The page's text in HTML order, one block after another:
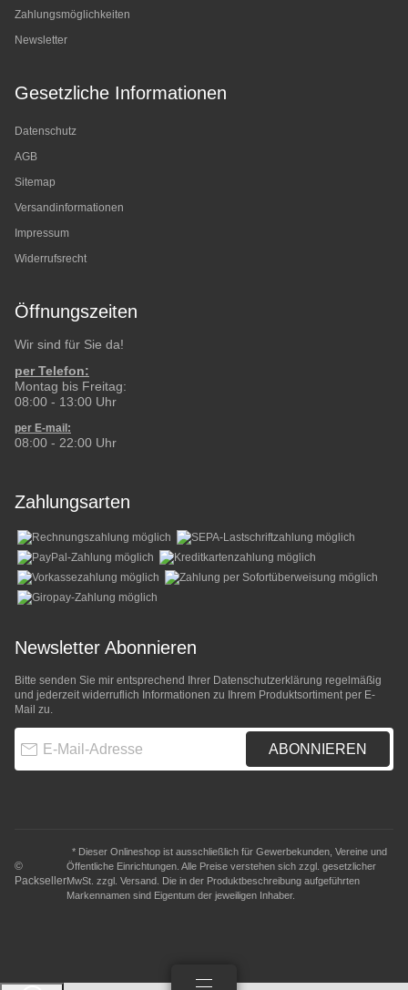
Zahlungsmöglichkeiten
Newsletter
Gesetzliche Informationen
Datenschutz
AGB
Sitemap
Versandinformationen
Impressum
Widerrufsrecht
Öffnungszeiten
Wir sind für Sie da!
per Telefon:
Montag bis Freitag:
08:00 - 13:00 Uhr
per E-mail:
08:00 - 22:00 Uhr
Zahlungsarten
Newsletter Abonnieren
Bitte senden Sie mir entsprechend Ihrer Datenschutzerklärung regelmäßig
und jederzeit widerruflich Informationen zu Ihrem Produktsortiment per E-
Mail zu.
ABONNIEREN
©
Packseller
* Dieser Onlineshop ist ausschließlich für Gewerbekunden, Vereine und
Öffentliche Einrichtungen. Alle Preise verstehen sich zzgl. gesetzlicher
MwSt. zzgl. Versand . Die in der Produktbeschreibung aufgeführten
Markennamen sind Eigentum der jeweiligen Inhaber.